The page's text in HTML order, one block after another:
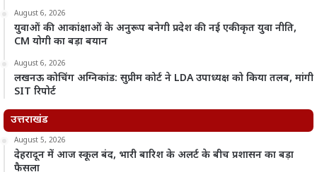
August 6, 2026
युवाओं की आकांक्षाओं के अनुरूप बनेगी प्रदेश की नई एकीकृत युवा नीति,
CM योगी का बड़ा बयान
August 6, 2026
लखनऊ कोचिंग अग्निकांड: सुप्रीम कोर्ट ने LDA उपाध्यक्ष को किया तलब, मांगी
SIT रिपोर्ट
उत्तराखंड
August 5, 2026
देहरादून में आज स्कूल बंद, भारी बारिश के अलर्ट के बीच प्रशासन का बड़ा
फैसला